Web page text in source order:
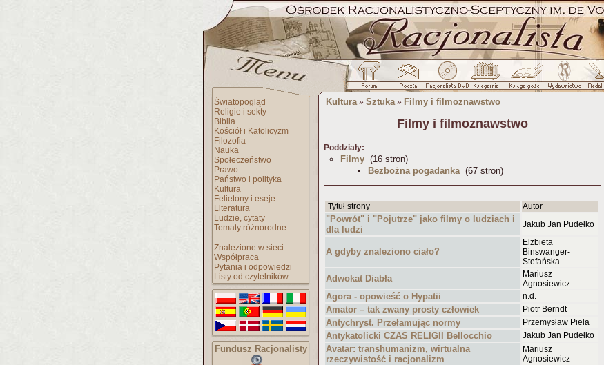
Światopogląd
Religie i sekty
Biblia
Kościół i Katolicyzm
Filozofia
Nauka
Społeczeństwo
Prawo
Państwo i polityka
Kultura
Felietony i eseje
Literatura
Ludzie, cytaty
Tematy różnorodne
Znalezione w sieci
Współpraca
Pytania i odpowiedzi
Listy od czytelników
Fundusz Racjonalisty
Kultura» Sztuka» Filmy i filmoznawstwo
Filmy i filmoznawstwo
Poddziały:
Filmy (16 stron)
Bezbożna pogadanka(67 stron)
Tytuł strony Autor
"Powrót" i "Pojutrze" jako filmy o ludziach i
dla ludzi
Jakub Jan Pudełko
A gdyby znaleziono ciało?
Elżbieta
Binswanger-
Stefańska
Adwokat Diabła
Mariusz
Agnosiewicz
Agora - opowieść o Hypatii n.d.
Amator – tak zwany prosty człowiek Piotr Berndt
Antychryst. Przełamując normy Przemysław Piela
Antykatolicki CZAS RELIGII Bellocchio Jakub Jan Pudełko
Avatar: transhumanizm, wirtualna
rzeczywistość i racjonalizm
Mariusz
Agnosiewicz